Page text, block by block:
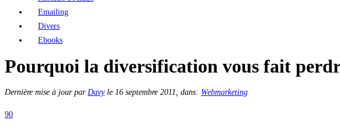
Emailing
Divers
Ebooks
Pourquoi la diversification vous fait
Dernière mise à jour par Davyle 16 septembre 2011, dans: Webmarketing
90